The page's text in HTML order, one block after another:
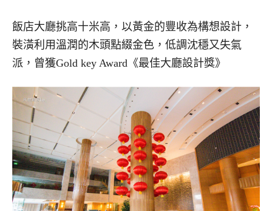
飯店大廳挑高十米高，以黃金的豐收為構想設計，
裝潢利用溫潤的木頭點綴金色，低調沈穩又失氣
派，曾獲Gold key Award《最佳大廳設計獎》